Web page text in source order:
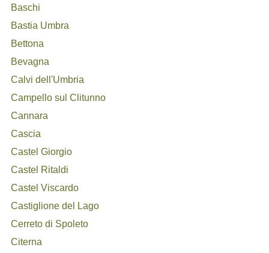
Baschi
Bastia Umbra
Bettona
Bevagna
Calvi dell'Umbria
Campello sul Clitunno
Cannara
Cascia
Castel Giorgio
Castel Ritaldi
Castel Viscardo
Castiglione del Lago
Cerreto di Spoleto
Citerna